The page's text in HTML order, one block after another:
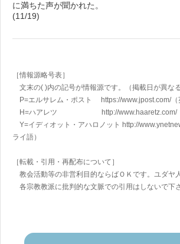
に満ちた声が聞かれた。
(11/19)
［情報源略号表］
文末の( )内の記号が情報源です。（掲載日が異な
P=エルサレム・ポスト https://www.jpost.com/（
H=ハアレツ http://www.haaretz.com/
Y=イディオット・アハロノット http://
ライ語）
［転載・引用・再配布について］
教会活動等の非営利目的ならばＯＫです。ユダヤ
各宗教教派に批判的な文脈での引用はしないで下さ